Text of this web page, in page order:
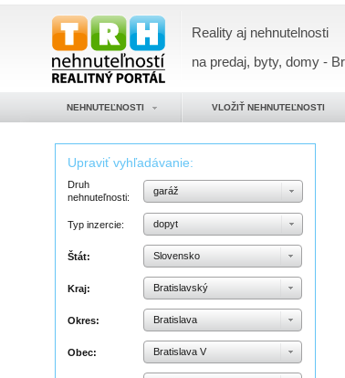
Reality aj nehnutelnosti
na predaj, byty, domy -
NEHNUTEĽNOSTI VLOŽIŤ NEHNUTEĽNOSTI
Upraviť vyhľadávanie:
Druh
nehnuteľnosti:
garáž
Typ inzercie: dopyt
Štát: Slovensko
Kraj: Bratislavský
Okres: Bratislava
Obec: Bratislava V